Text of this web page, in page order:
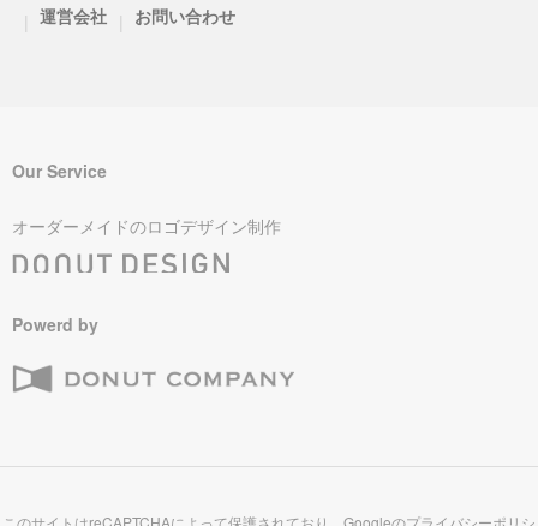
| 運営会社 | お問い合わせ
Our Service
オーダーメイドのロゴデザイン制作
Powerd by
このサイトはreCAPTCHAによって保護されており、Googleのプライバシーポリシ